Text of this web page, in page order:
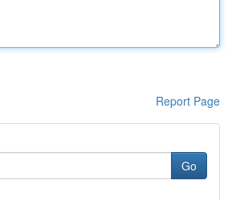
Report Page
Go